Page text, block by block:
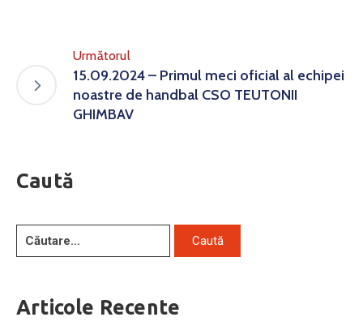
Următorul
15.09.2024 – Primul meci oficial al echipei
noastre de handbal CSO TEUTONII
GHIMBAV
Caută
Articole Recente